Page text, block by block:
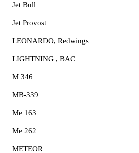
Jet Bull
Jet Provost
LEONARDO, Redwings
LIGHTNING , BAC
M 346
MB-339
Me 163
Me 262
METEOR